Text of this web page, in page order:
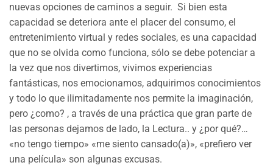
nuevas opciones de caminos a seguir. Si bien esta
capacidad se deteriora ante el placer del consumo, el
entretenimiento virtual y redes sociales, es una capacidad
que no se olvida como funciona, sólo se debe potenciar a
la vez que nos divertimos, vivimos experiencias
fantásticas, nos emocionamos, adquirimos conocimientos
y todo lo que ilimitadamente nos permite la imaginación,
pero ¿como? , a través de una práctica que gran parte de
las personas dejamos de lado, la Lectura.. y ¿por qué?…
«no tengo tiempo» «me siento cansado(a)», «prefiero ver
una película» son algunas excusas.